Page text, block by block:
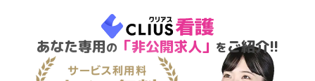
あなた専用の 「非公開求人」 をご紹介!!